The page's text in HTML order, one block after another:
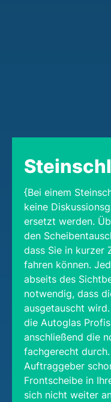
{Bei einem
keine
ersetzt werden.
den
dass Sie in kurzer
fahren können.
abseits des
notwendig, dass
ausgetauscht
die Autoglas
anschließend die
fachgerecht
Auftraggeber
Frontscheibe in
sich nicht weiter